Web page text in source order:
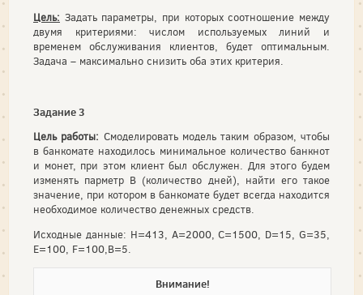
Цель: Задать параметры, при которых соотношение между
двумя критериями: числом используемых линий и
временем обслуживания клиентов, будет оптимальным.
Задача – максимально снизить оба этих критерия.
Задание 3
Цель работы: Смоделировать модель таким образом, чтобы
в банкомате находилось минимальное количество банкнот
и монет, при этом клиент был обслужен. Для этого будем
изменять парметр В (количество дней), найти его такое
значение, при котором в банкомате будет всегда находится
необходимое количество денежных средств.
Исходные данные: Н=413, А=2000, С=1500, D=15, G=35,
E=100, F=100,B=5.
Внимание!